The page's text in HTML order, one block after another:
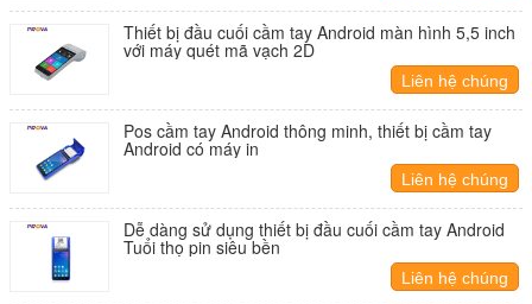
tôi
Thiết bị đầu cuối cầm tay Android màn hình 5,5 inch
với máy quét mã vạch 2D
Liên hệ chúng
tôi
Pos cầm tay Android thông minh, thiết bị cầm tay
Android có máy in
Liên hệ chúng
tôi
Dễ dàng sử dụng thiết bị đầu cuối cầm tay Android
Tuổi thọ pin siêu bền
Liên hệ chúng